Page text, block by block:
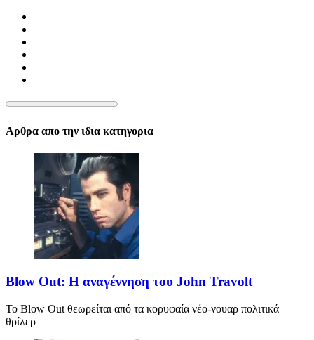
Αρθρα απο την ιδια κατηγορια
Blow Out: Η αναγέννηση του John Travolt
Το Blow Out θεωρείται από τα κορυφαία νέο-νουαρ πολιτικά
θρίλερ